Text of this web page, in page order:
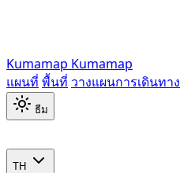
Kumamap Kumamap
แผนที่ พื้นที่ วางแผนการเดินทาง
ธีม
TH